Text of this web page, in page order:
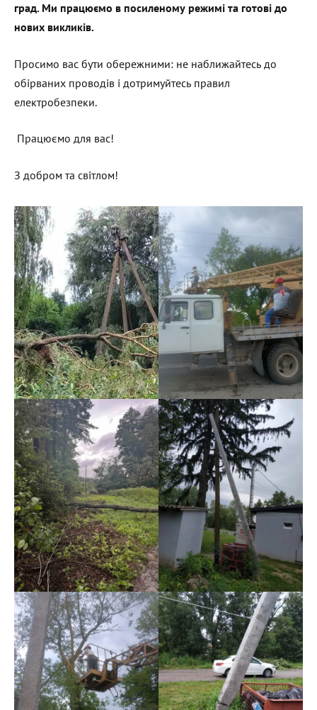
град. Ми працюємо в посиленому режимі та готові до
нових викликів.
Просимо вас бути обережними: не наближайтесь до
обірваних проводів і дотримуйтесь правил
електробезпеки.
Працюємо для вас!
З добром та світлом!